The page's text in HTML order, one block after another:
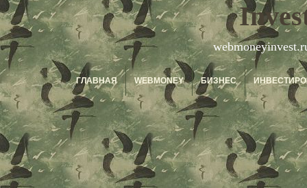
ГЛАВНАЯ WEBMONEY БИЗНЕС